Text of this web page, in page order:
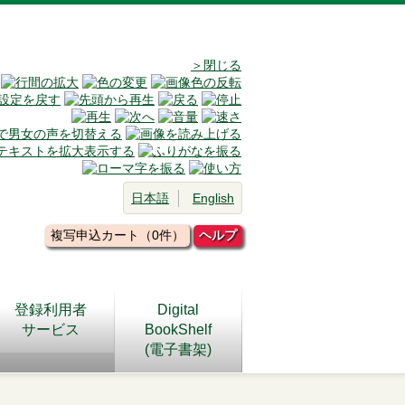
＞閉じる
日本語 English
複写申込カート（0件） ヘルプ
登録利用者
サービス
Digital
BookShelf
(電子書架)